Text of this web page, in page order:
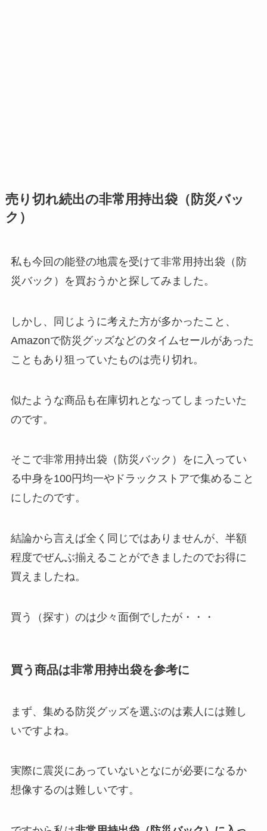
売り切れ続出の非常用持出袋（防災バッ
ク）
私も今回の能登の地震を受けて非常用持出袋（防
災バック）を買おうかと探してみました。
しかし、同じように考えた方が多かったこと、
Amazonで防災グッズなどのタイムセールがあった
こともあり狙っていたものは売り切れ。
似たような商品も在庫切れとなってしまったいた
のです。
そこで非常用持出袋（防災バック）をに入ってい
る中身を100円均一やドラックストアで集めること
にしたのです。
結論から言えば全く同じではありませんが、半額
程度でぜんぶ揃えることができましたのでお得に
買えましたね。
買う（探す）のは少々面倒でしたが・・・
買う商品は非常用持出袋を参考に
まず、集める防災グッズを選ぶのは素人には難し
いですよね。
実際に震災にあっていないとなにが必要になるか
想像するのは難しいです。